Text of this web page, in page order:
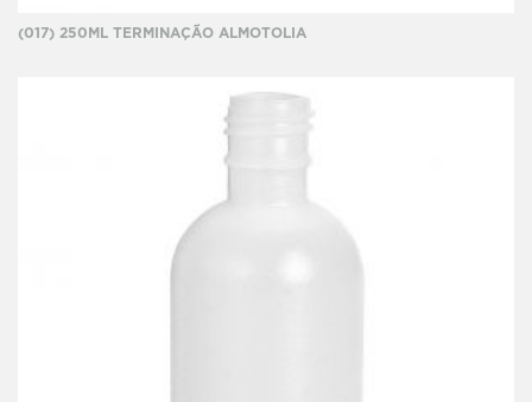
(017) 250ML TERMINAÇÃO ALMOTOLIA